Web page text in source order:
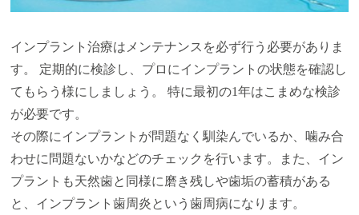
インプラント治療はメンテナンスを必ず行う必要がありま
す。 定期的に検診し、プロにインプラントの状態を確認し
てもらう様にしましょう。 特に最初の1年はこまめな検診
が必要です。
その際にインプラントが問題なく馴染んでいるか、噛み合
わせに問題ないかなどのチェックを行います。また、イン
プラントも天然歯と同様に磨き残しや歯垢の蓄積がある
と、インプラント歯周炎という歯周病になります。